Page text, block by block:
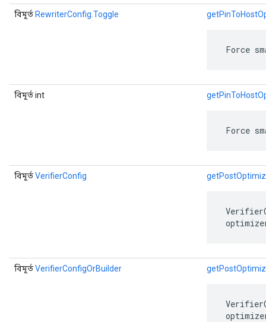
বিমূর্ত RewriterConfig.Toggle
Force
বিমূর্ত int
Force
বিমূর্তVerifierConfig
বিমূর্তVerifierConfigOrBuilder